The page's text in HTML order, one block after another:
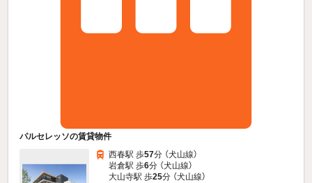
パルセレッソの賃貸物件
西春駅 歩57分 （犬山線）
岩倉駅 歩6分 （犬山線）
大山寺駅 歩25分 （犬山線）